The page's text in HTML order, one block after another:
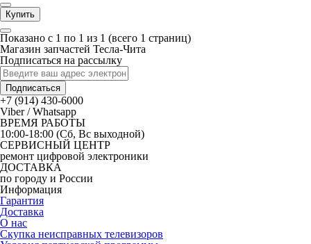
Купить
Показано с 1 по 1 из 1 (всего 1 страниц)
Магазин запчастей Тесла-Чита
Подписаться на рассылку
Подписаться
+7 (914) 430-6000
Viber / Whatsapp
ВРЕМЯ РАБОТЫ
10:00-18:00 (Сб, Вс выходной)
СЕРВИСНЫЙ ЦЕНТР
ремонт цифровой электроники
ДОСТАВКА
по городу и России
Информация
Гарантия
Доставка
О нас
Скупка неисправных телевизоров